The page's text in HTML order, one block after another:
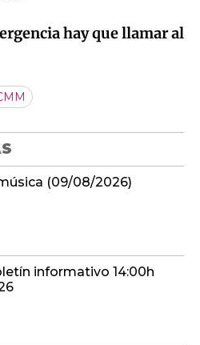
hay que llamar al
(09/08/2026)
informativo 14:00h